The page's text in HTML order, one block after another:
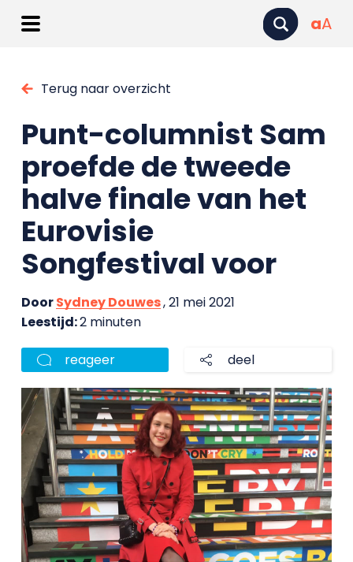
aA
Terug naar overzicht
Punt-columnist Sam
proefde de tweede
halve finale van het
Eurovisie
Songfestival voor
DoorSydney Douwes, 21 mei 2021
Leestijd:2 minuten
reageer deel